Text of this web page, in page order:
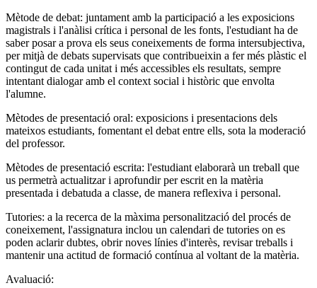
Mètode de debat: juntament amb la participació a les exposicions
magistrals i l'anàlisi crítica i personal de les fonts, l'estudiant ha de
saber posar a prova els seus coneixements de forma intersubjectiva,
per mitjà de debats supervisats que contribueixin a fer més plàstic el
contingut de cada unitat i més accessibles els resultats, sempre
intentant dialogar amb el context social i històric que envolta
l'alumne.
Mètodes de presentació oral: exposicions i presentacions dels
mateixos estudiants, fomentant el debat entre ells, sota la moderació
del professor.
Mètodes de presentació escrita: l'estudiant elaborarà un treball que
us permetrà actualitzar i aprofundir per escrit en la matèria
presentada i debatuda a classe, de manera reflexiva i personal.
Tutories: a la recerca de la màxima personalització del procés de
coneixement, l'assignatura inclou un calendari de tutories on es
poden aclarir dubtes, obrir noves línies d'interès, revisar treballs i
mantenir una actitud de formació contínua al voltant de la matèria.
Avaluació: